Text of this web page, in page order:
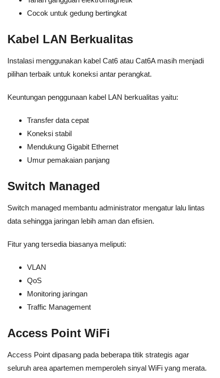
Cocok untuk gedung bertingkat
Kabel LAN Berkualitas
Instalasi menggunakan kabel Cat6 atau Cat6A masih menjadi
pilihan terbaik untuk koneksi antar perangkat.
Keuntungan penggunaan kabel LAN berkualitas yaitu:
Transfer data cepat
Koneksi stabil
Mendukung Gigabit Ethernet
Umur pemakaian panjang
Switch Managed
Switch managed membantu administrator mengatur lalu lintas
data sehingga jaringan lebih aman dan efisien.
Fitur yang tersedia biasanya meliputi:
VLAN
QoS
Monitoring jaringan
Traffic Management
Access Point WiFi
Access Point dipasang pada beberapa titik strategis agar
seluruh area apartemen memperoleh sinyal WiFi yang merata.